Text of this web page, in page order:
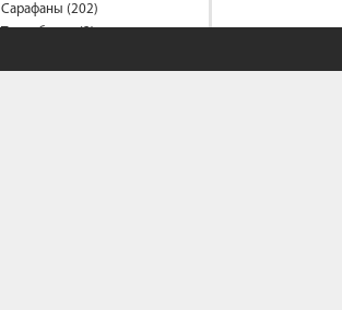
Сарафаны (202)
Термобелье (2)